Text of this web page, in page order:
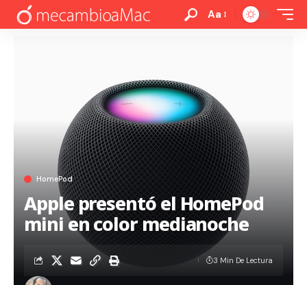
Aa
HomePod
Apple presentó el HomePod
mini en color medianoche
3 Min De Lectura